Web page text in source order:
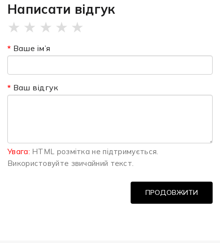
Написати відгук
★ ★ ★ ★ ★
Ваше ім’я
Ваш відгук
Увага: HTML розмітка не підтримується.
Використовуйте звичайний текст.
ПРОДОВЖИТИ